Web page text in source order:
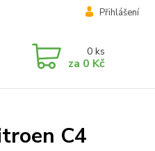
Přihlášení
0 ks
za 0 Kč
C4